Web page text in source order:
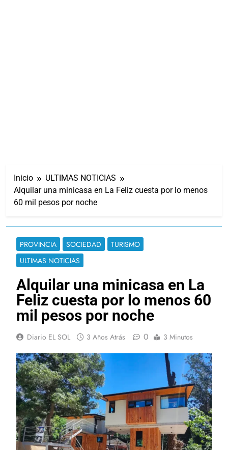
Inicio
ULTIMAS NOTICIAS
Alquilar una minicasa en La Feliz cuesta por lo menos
60 mil pesos por noche
PROVINCIA SOCIEDAD
TURISMO
ULTIMAS NOTICIAS
Alquilar una minicasa en La
Feliz cuesta por lo menos 60
mil pesos por noche
Diario EL SOL 3 Años Atrás 0 3 Minutos